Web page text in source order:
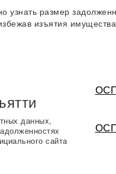
узнать размер
изъятия
данных,
сайта
ОСП